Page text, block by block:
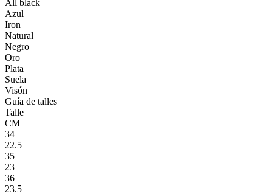
All black
Azul
Iron
Natural
Negro
Oro
Plata
Suela
Visón
Guía de talles
Talle
CM
34
22.5
35
23
36
23.5